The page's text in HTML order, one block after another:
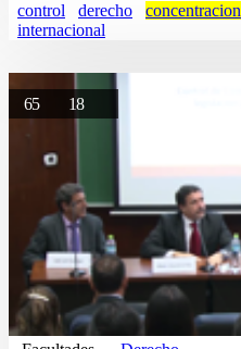
control derecho concentracion
internacional
65 18